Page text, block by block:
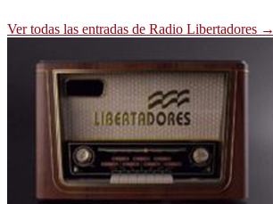
Ver todas las entradas de Radio Libertadores →